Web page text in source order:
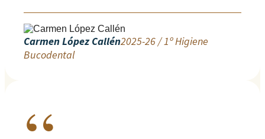
Carmen López Callén2025-26 / 1º Higiene
Bucodental